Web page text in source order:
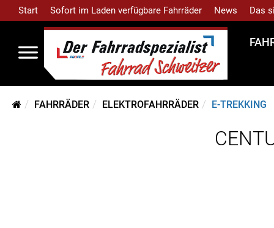
Start Sofort im Laden verfügbare Fahrräder News Das
FAHRRÄDER ELEKTROFAHRRÄDER E-TREKKING